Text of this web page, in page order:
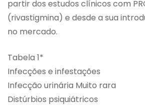
partir dos estudos clínicos com
(rivastigmina) e desde a sua
no mercado.
Tabela 1*
Infecções e infestações
Infecção urinária Muito rara
Distúrbios psiquiátricos